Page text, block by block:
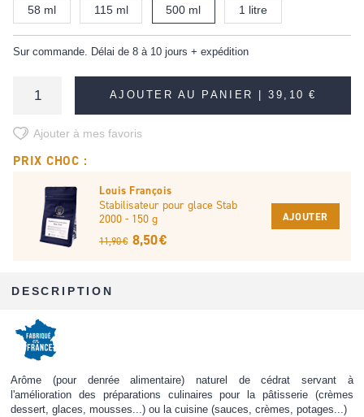
58 ml 115 ml 500 ml 1 litre
Sur commande. Délai de 8 à 10 jours + expédition
AJOUTER AU PANIER |39,10 €
Ajouter à mes favoris
PRIX CHOC :
Louis François
Stabilisateur pour glace Stab
2000 - 150 g
11,90 € 8,50 €
AJOUTER
DESCRIPTION
Arôme (pour denrée alimentaire) naturel de cédrat servant à
l'amélioration des préparations culinaires pour la pâtisserie (crèmes
dessert, glaces, mousses...) ou la cuisine (sauces, crèmes, potages...)